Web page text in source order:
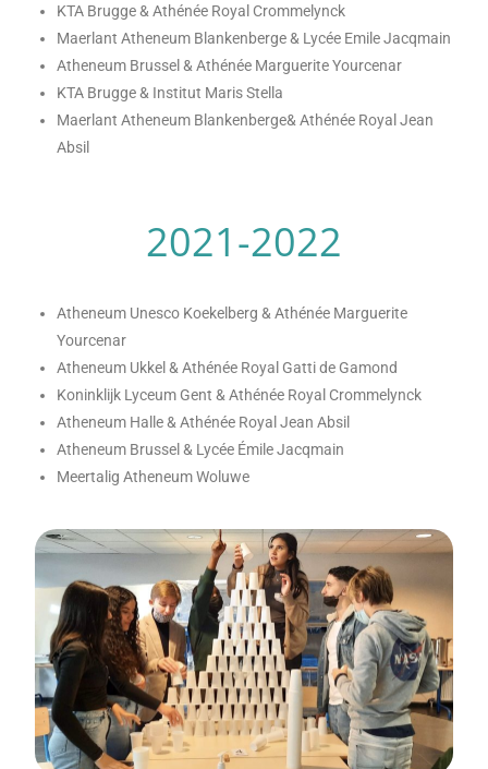
KTA Brugge & Athénée Royal Crommelynck
Maerlant Atheneum Blankenberge & Lycée Emile Jacqmain
Atheneum Brussel & Athénée Marguerite Yourcenar
KTA Brugge & Institut Maris Stella
Maerlant Atheneum Blankenberge& Athénée Royal Jean
Absil
2021-2022
Atheneum Unesco Koekelberg & Athénée Marguerite
Yourcenar
Atheneum Ukkel & Athénée Royal Gatti de Gamond
Koninklijk Lyceum Gent & Athénée Royal Crommelynck
Atheneum Halle & Athénée Royal Jean Absil
Atheneum Brussel & Lycée Émile Jacqmain
Meertalig Atheneum Woluwe